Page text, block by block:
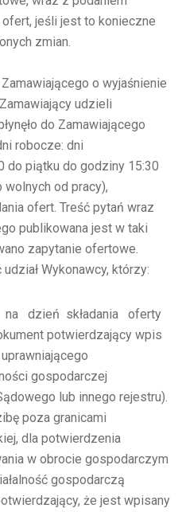
ofert, jeśli jest to konieczne
zmian.
o wyjaśnienie
udzieli
do Zamawiającego
robocze: dni
do piątku do godziny 15:30
od pracy),
ofert. Treść pytań wraz
publikowana jest w taki
zapytanie ofertowe.
Wykonawcy, którzy:
dzień składania oferty
potwierdzający wpis
gospodarczej
lub innego rejestru).
poza granicami
dla potwierdzenia
w obrocie gospodarczym
gospodarczą
że jest wpisany